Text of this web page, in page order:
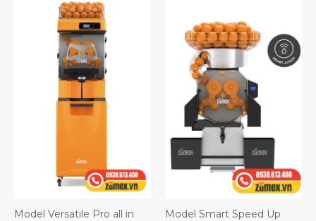
Model Versatile Pro all in
Model Smart Speed Up